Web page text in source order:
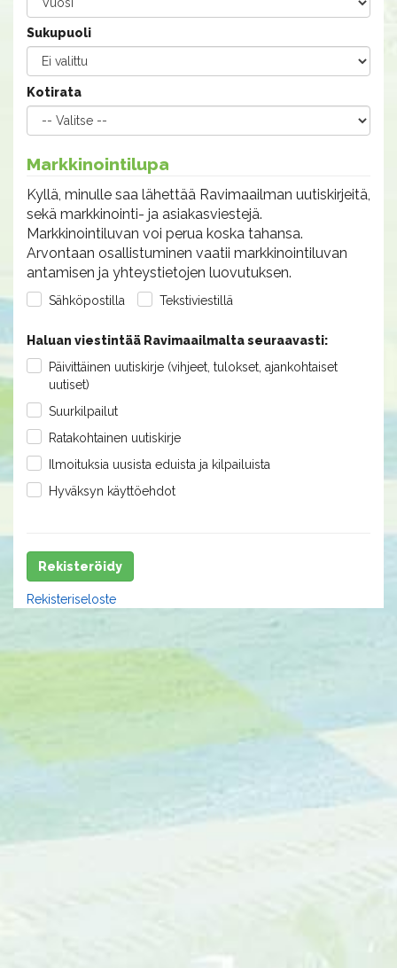
Sukupuoli
Kotirata
Markkinointilupa
Kyllä, minulle saa lähettää Ravimaailman uutiskirjeitä,
sekä markkinointi- ja asiakasviestejä.
Markkinointiluvan voi perua koska tahansa.
Arvontaan osallistuminen vaatii markkinointiluvan
antamisen ja yhteystietojen luovutuksen.
Sähköpostilla Tekstiviestillä
Haluan viestintää Ravimaailmalta seuraavasti:
Päivittäinen uutiskirje (vihjeet, tulokset, ajankohtaiset
uutiset)
Suurkilpailut
Ratakohtainen uutiskirje
Ilmoituksia uusista eduista ja kilpailuista
Hyväksyn käyttöehdot
Rekisteröidy
Rekisteriseloste